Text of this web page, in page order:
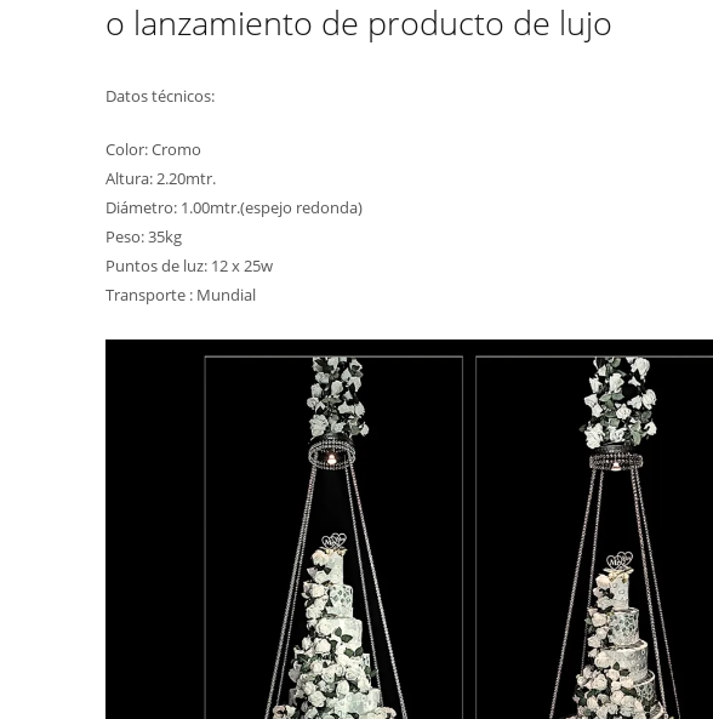
o lanzamiento de producto de lujo
Datos técnicos:
Color: Cromo
Altura: 2.20mtr.
Diámetro: 1.00mtr.(espejo redonda)
Peso: 35kg
Puntos de luz: 12 x 25w
Transporte : Mundial